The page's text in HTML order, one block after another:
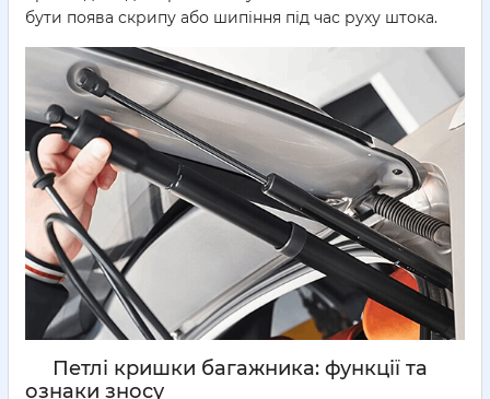
бути поява скрипу або шипіння під час руху штока.
Петлі кришки багажника: функції та
ознаки зносу